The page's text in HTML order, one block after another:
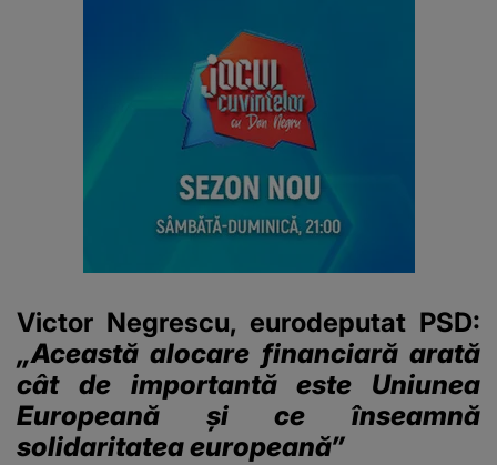
Victor Negrescu, eurodeputat PSD:
„Această alocare financiară arată
cât de importantă este Uniunea
Europeană şi ce înseamnă
solidaritatea europeană”